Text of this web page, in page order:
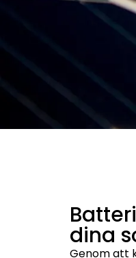
dina
Genom att